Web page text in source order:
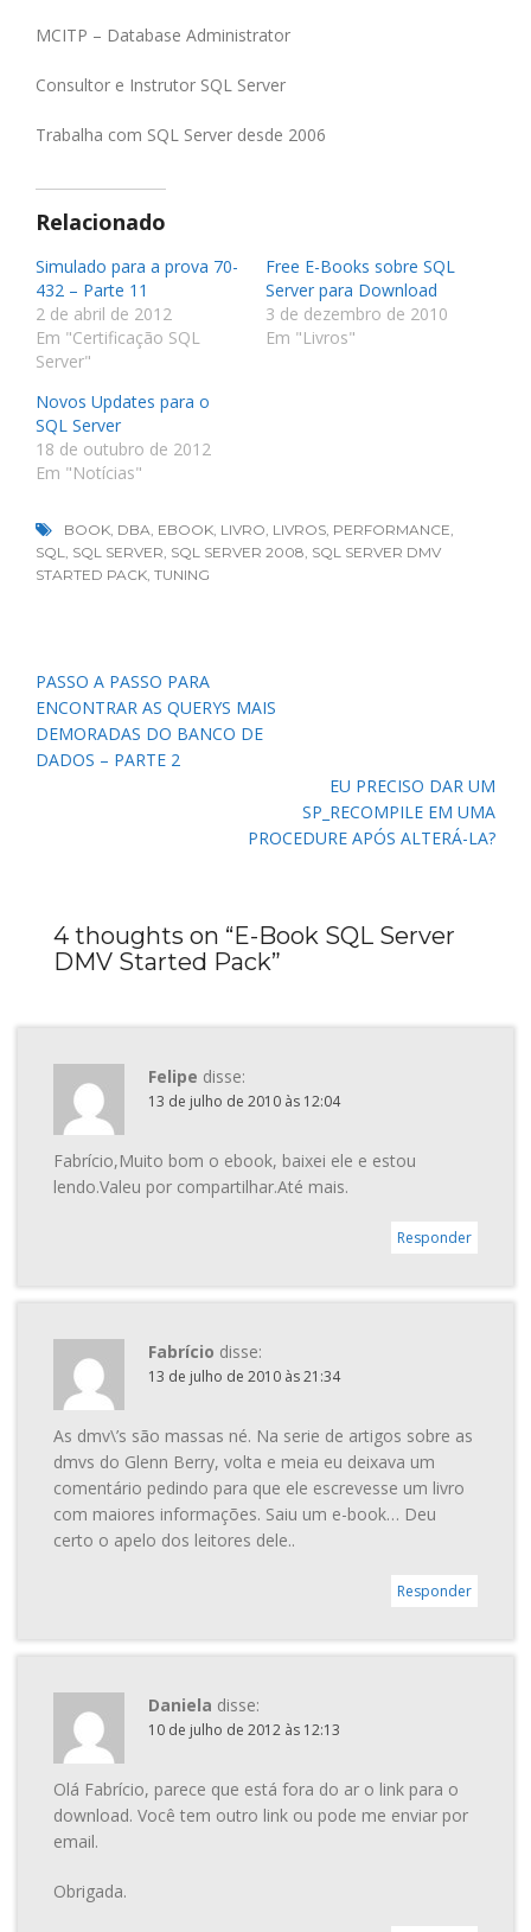
MCITP – Database Administrator
Consultor e Instrutor SQL Server
Trabalha com SQL Server desde 2006
Relacionado
Simulado para a prova 70-
432 – Parte 11
2 de abril de 2012
Em "Certificação SQL
Server"
Free E-Books sobre SQL
Server para Download
3 de dezembro de 2010
Em "Livros"
Novos Updates para o
SQL Server
18 de outubro de 2012
Em "Notícias"
BOOK, DBA, EBOOK, LIVRO, LIVROS, PERFORMANCE,
SQL, SQL SERVER, SQL SERVER 2008, SQL SERVER DMV
STARTED PACK, TUNING
Navegação
de
Post
PASSO A PASSO PARA
ENCONTRAR AS QUERYS MAIS
DEMORADAS DO BANCO DE
DADOS – PARTE 2
EU PRECISO DAR UM
SP_RECOMPILE EM UMA
PROCEDURE APÓS ALTERÁ-LA?
4 thoughts on “E-Book SQL Server
DMV Started Pack”
Felipe disse:
13 de julho de 2010 às 12:04
Fabrício,Muito bom o ebook, baixei ele e estou
lendo.Valeu por compartilhar.Até mais.
Responder
Fabrício disse:
13 de julho de 2010 às 21:34
As dmv\’s são massas né. Na serie de artigos sobre as
dmvs do Glenn Berry, volta e meia eu deixava um
comentário pedindo para que ele escrevesse um livro
com maiores informações. Saiu um e-book… Deu
certo o apelo dos leitores dele..
Responder
Daniela disse:
10 de julho de 2012 às 12:13
Olá Fabrício, parece que está fora do ar o link para o
download. Você tem outro link ou pode me enviar por
email.
Obrigada.